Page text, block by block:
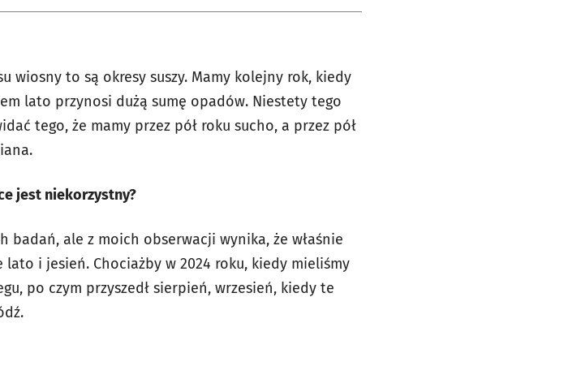
wiosny to są okresy suszy. Mamy kolejny rok, kiedy
lato przynosi dużą sumę opadów. Niestety tego
tego, że mamy przez pół roku sucho, a przez pół
jest niekorzystny?
badań, ale z moich obserwacji wynika, że właśnie
i jesień. Chociażby w 2024 roku, kiedy mieliśmy
po czym przyszedł sierpień, wrzesień, kiedy te